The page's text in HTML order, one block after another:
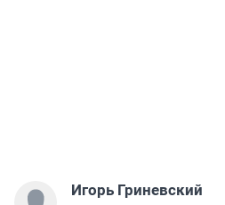
Игорь Гриневский